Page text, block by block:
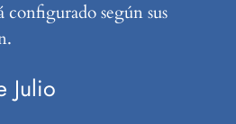
configurado según sus
Julio